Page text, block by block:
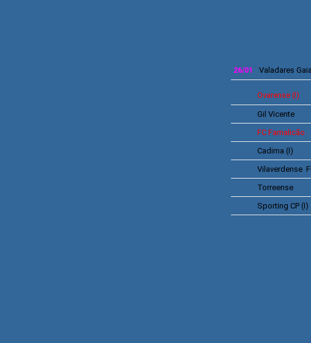
26/01 Valadares
Ovarense (I)
Gil Vicente
FC Famalicão
Cadima (I)
Vilaverdense
Torreense
Sporting CP (I)